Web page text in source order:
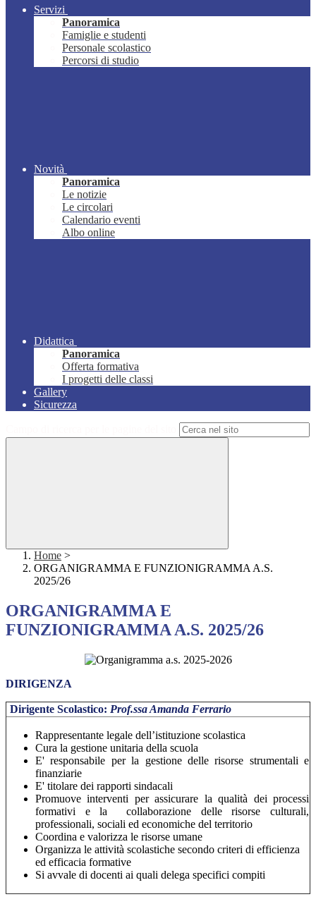
Servizi
Panoramica
Famiglie e studenti
Personale scolastico
Percorsi di studio
Novità
Panoramica
Le notizie
Le circolari
Calendario eventi
Albo online
Didattica
Panoramica
Offerta formativa
I progetti delle classi
Gallery
Sicurezza
Home >
ORGANIGRAMMA E FUNZIONIGRAMMA A.S.
2025/26
ORGANIGRAMMA E
FUNZIONIGRAMMA A.S. 2025/26
DIRIGENZA
Dirigente Scolastico: Prof.ssa Amanda Ferrario
Rappresentante legale dell’istituzione scolastica
Cura la gestione unitaria della scuola
E' responsabile per la gestione delle risorse strumentali e
finanziarie
E' titolare dei rapporti sindacali
Promuove interventi per assicurare la qualità dei processi
formativi e la collaborazione delle risorse culturali,
professionali, sociali ed economiche del territorio
Coordina e valorizza le risorse umane
Organizza le attività scolastiche secondo criteri di efficienza
ed efficacia formative
Si avvale di docenti ai quali delega specifici compiti